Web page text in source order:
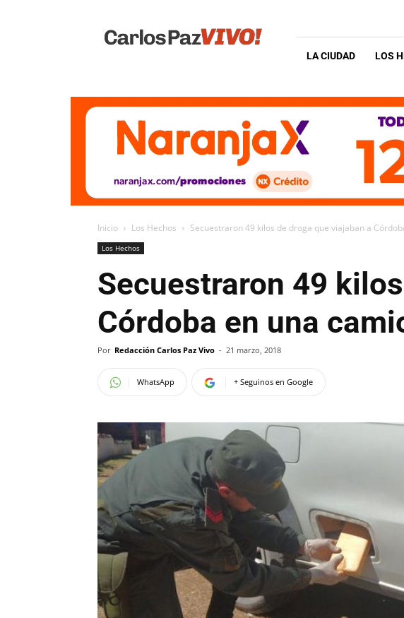
Vivo
LA CIUDAD LOS
Inicio Los Hechos Secuestraron 49 kilos de droga que viajaban a
Los Hechos
Secuestraron 49
Córdoba en una
Por Redacción Carlos Paz Vivo - 21 marzo, 2018
WhatsApp + Seguinos en Google